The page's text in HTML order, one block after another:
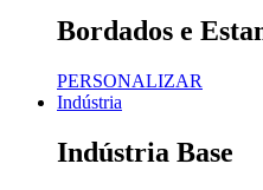
Bordados e
PERSONALIZAR
Indústria
Indústria Base